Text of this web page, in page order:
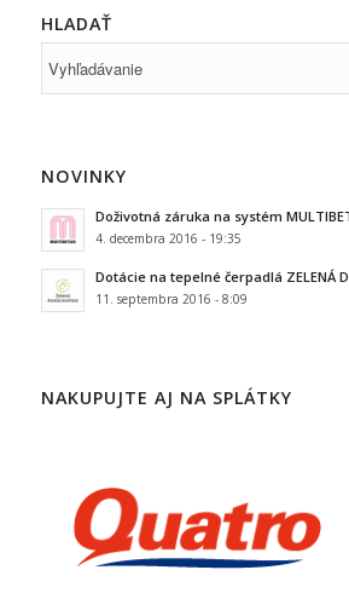
HLADAŤ
NOVINKY
Doživotná záruka na systém
4. decembra 2016 - 19:35
Dotácie na tepelné čerpadlá ZELENÁ
11. septembra 2016 - 8:09
NAKUPUJTE AJ NA SPLÁTKY